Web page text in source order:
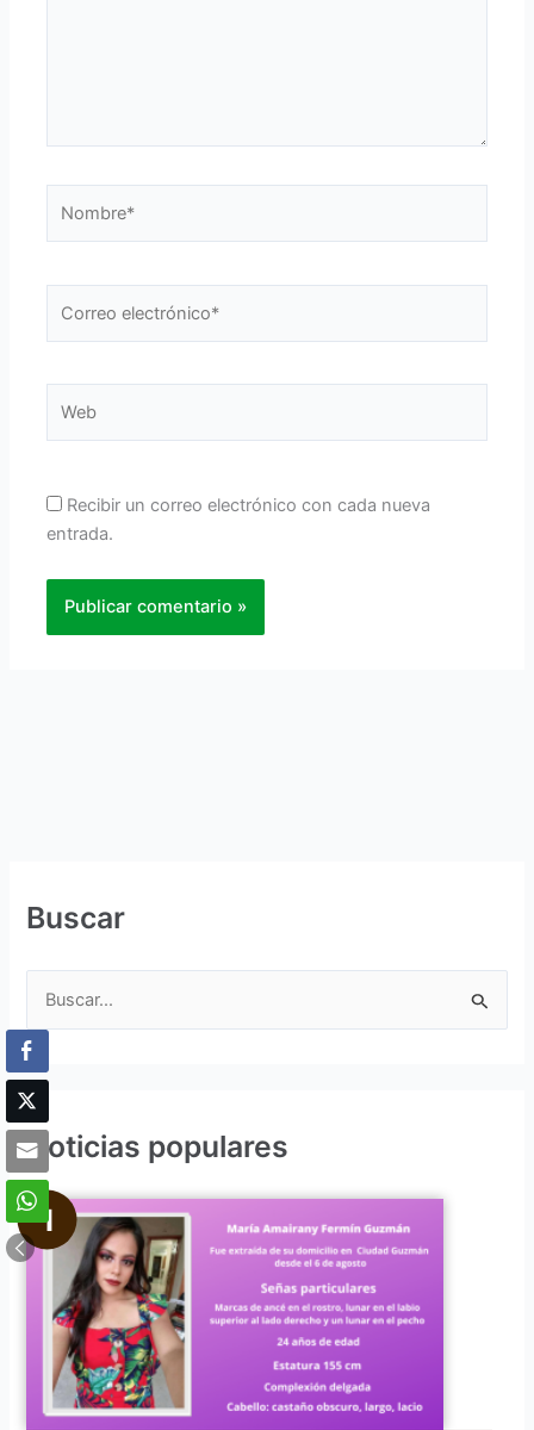
electrónico*
Recibir un correo electrónico con cada nueva
entrada.
Buscar
u
s
c
a
r
p
o
Noticias populares